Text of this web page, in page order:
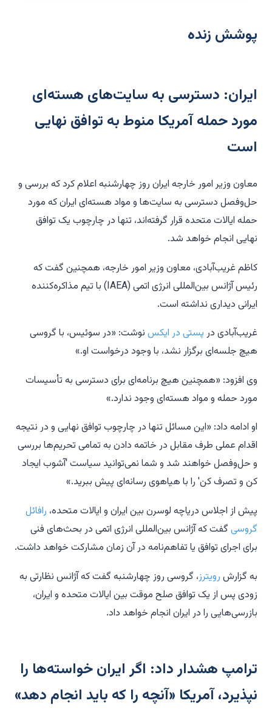
پوشش زنده
ایران: دسترسی به سایت‌های هسته‌ای
مورد حمله آمریکا منوط به توافق نهایی
است
معاون وزیر امور خارجه ایران روز چهارشنبه اعلام کرد که بررسی و
حل‌وفصل دسترسی به سایت‌ها و مواد هسته‌ای ایران که مورد
حمله ایالات متحده قرار گرفته‌اند، تنها در چارچوب یک توافق
نهایی انجام خواهد شد.
کاظم غریب‌آبادی، معاون وزیر امور خارجه، همچنین گفت که
رئیس آژانس بین‌المللی انرژی اتمی (IAEA) با تیم مذاکره‌کننده
ایرانی دیداری نداشته است.
غریب‌آبادی در پستی در ایکس نوشت: «در سوئیس، با گروسی
هیچ جلسه‌ای برگزار نشد، با وجود درخواست او.»
وی افزود: «همچنین هیچ برنامه‌ای برای دسترسی به تأسیسات
مورد حمله و مواد هسته‌ای وجود ندارد.»
او ادامه داد: «این مسائل تنها در چارچوب توافق نهایی و در نتیجه
اقدام عملی طرف مقابل در خاتمه دادن به تمامی تحریم‌ها بررسی
و حل‌وفصل خواهند شد و شما نمی‌توانید سیاست 'آشوب ایجاد
کن و تصرف کن' را با هیاهوی رسانه‌ای پیش ببرید.»
پیش از اجلاس دریاچه لوسرن بین ایران و ایالات متحده، رافائل
گروسی گفت که آژانس بین‌المللی انرژی اتمی در بحث‌های فنی
برای اجرای توافق یا تفاهم‌نامه در آن زمان مشارکت خواهد داشت.
به گزارش رویترز، گروسی روز چهارشنبه گفت که آژانس نظارتی به
زودی پس از یک توافق صلح موقت بین ایالات متحده و ایران،
بازرسی‌هایی را در ایران انجام خواهد داد.
ترامپ هشدار داد: اگر ایران خواسته‌ها را
نپذیرد، آمریکا «آنچه را که باید انجام دهد»